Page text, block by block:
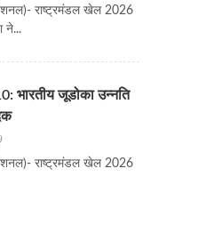
राष्ट्रमंडल खेल 2026
ने...
भारतीय जूडोका उन्नति
राष्ट्रमंडल खेल 2026